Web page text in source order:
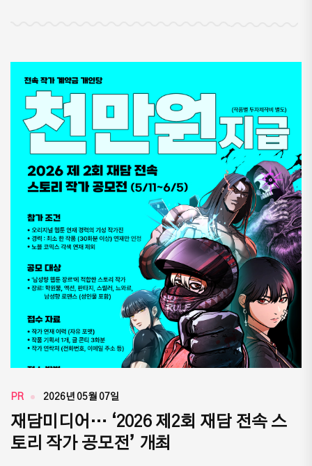
PR 2026년 05월 07일
재담미디어… ‘2026 제2회 재담 전속 스
토리 작가 공모전’ 개최